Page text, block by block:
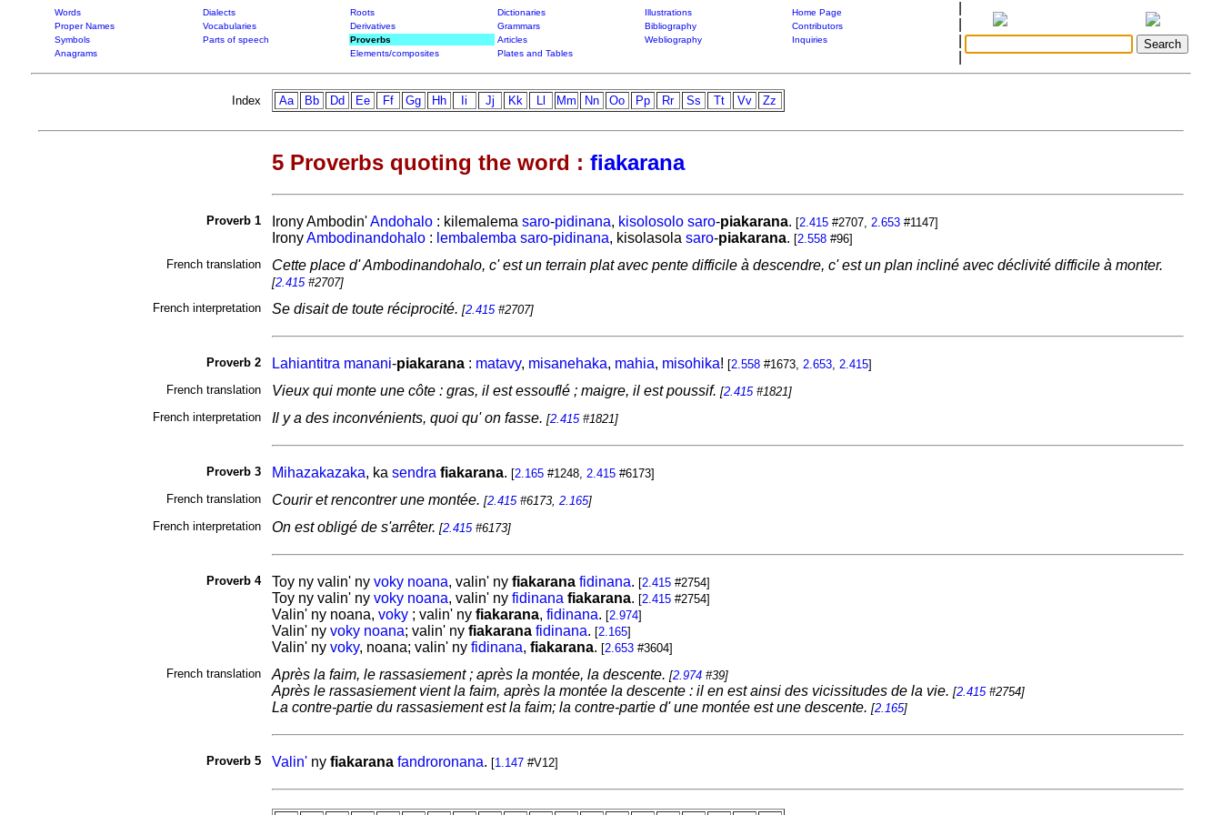
Words Dialects Roots Dictionaries Illustrations
Home Page
Proper Names
Vocabularies Derivatives Grammars Bibliography
Contributors
Symbols
Parts of speech Proverbs Articles Webliography
Inquiries
Anagrams
Elements/composites Plates and Tables
Index Aa Bb Dd Ee Ff Gg Hh Ii Jj Kk Ll Mm Nn Oo Pp Rr Ss Tt Vv Zz
5 Proverbs quoting the word : fiakarana
Proverb 1 IronyAmbodin'Andohalo: kilemalema saro-pidinana, kisolosolo saro-piakarana. [2.415#2707, 2.653#1147]
IronyAmbodinandohalo: lembalemba saro-pidinana, kisolasola saro-piakarana. [2.558#96]
French translation
Cette place d' Ambodinandohalo, c' est un terrain plat avec pente difficile à descendre, c' est un plan incliné avec déclivité difficile à monter.
[2.415#2707]
French interpretation
Se disait de toute réciprocité. [2.415#2707]
Proverb 2 Lahiantitra manani-piakarana: matavy, misanehaka, mahia, misohika! [2.558#1673, 2.653, 2.415]
French translation
Vieux qui monte une côte : gras, il est essouflé ; maigre, il est poussif. [2.415#1821]
French interpretation
Il y a des inconvénients, quoi qu' on fasse. [2.415#1821]
Proverb 3 Mihazakazaka, ka sendra fiakarana. [2.165#1248, 2.415#6173]
French translation
Courir et rencontrer une montée. [2.415#6173, 2.165]
French interpretation
On est obligé de s'arrêter. [2.415#6173]
Proverb 4 Toy ny valin' ny voky noana, valin' ny fiakarana fidinana. [2.415#2754]
Toy ny valin' ny voky noana, valin' ny fidinana fiakarana. [2.415#2754]
Valin' ny noana, voky; valin' ny fiakarana, fidinana. [2.974]
Valin' ny voky noana; valin' ny fiakarana fidinana. [2.165]
Valin' ny voky, noana; valin' ny fidinana, fiakarana. [2.653#3604]
French translation
Après la faim, le rassasiement ; après la montée, la descente. [2.974#39]
Après le rassasiement vient la faim, après la montée la descente : il en est ainsi des vicissitudes de la vie. [2.415#2754]
La contre-partie du rassasiement est la faim; la contre-partie d' une montée est une descente. [2.165]
Proverb 5 Valin'ny fiakarana fandroronana. [1.147#V12]